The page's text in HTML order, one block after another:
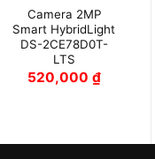
Camera 2MP
Smart HybridLight
DS-2CE78D0T-
LTS
520,000 ₫